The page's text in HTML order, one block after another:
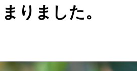
りました。